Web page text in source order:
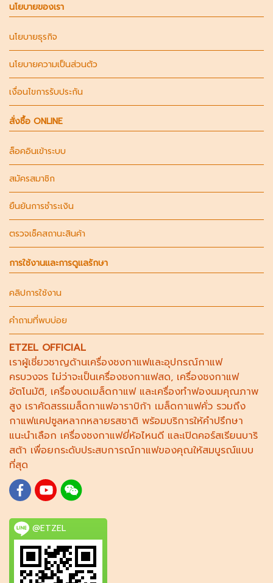
นโยบายของเรา
นโยบายธุรกิจ
นโยบายความเป็นส่วนตัว
เงื่อนไขการรับประกัน
สั่งซื้อ ONLINE
ล็อคอินเข้าระบบ
สมัครสมาชิก
ยืนยันการชำระเงิน
ตรวจเช็คสถานะสินค้า
การใช้งานและการดูแลรักษา
คลิปการใช้งาน
คำถามที่พบบ่อย
ETZEL OFFICIAL
เราผู้เชี่ยวชาญด้านเครื่องชงกาแฟและอุปกรณ์กาแฟ
ครบวงจร ไม่ว่าจะเป็นเครื่องชงกาแฟสด, เครื่องชงกาแฟ
อัตโนมัติ, เครื่องบดเมล็ดกาแฟและเครื่องทำฟองนมคุณภาพ
สูง เราคัดสรรเมล็ดกาแฟอาราบิก้า เมล็ดกาแฟคั่ว รวมถึง
กาแฟแคปซูลหลากหลายรสชาติ พร้อมบริการให้คำปรึกษา
แนะนำเลือก เครื่องชงกาแฟยี่ห้อไหนดี และเปิดคอร์สเรียนบาริ
สต้า เพื่อยกระดับประสบการณ์กาแฟของคุณให้สมบูรณ์แบบ
ที่สุด
@ETZEL